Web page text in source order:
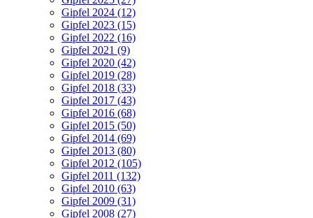
Gipfel 2024 (12)
Gipfel 2023 (15)
Gipfel 2022 (16)
Gipfel 2021 (9)
Gipfel 2020 (42)
Gipfel 2019 (28)
Gipfel 2018 (33)
Gipfel 2017 (43)
Gipfel 2016 (68)
Gipfel 2015 (50)
Gipfel 2014 (69)
Gipfel 2013 (80)
Gipfel 2012 (105)
Gipfel 2011 (132)
Gipfel 2010 (63)
Gipfel 2009 (31)
Gipfel 2008 (27)